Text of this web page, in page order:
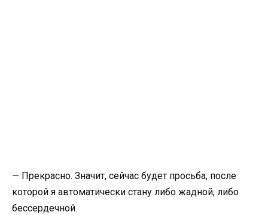
— Прекрасно. Значит, сейчас будет просьба, после
которой я автоматически стану либо жадной, либо
бессердечной.